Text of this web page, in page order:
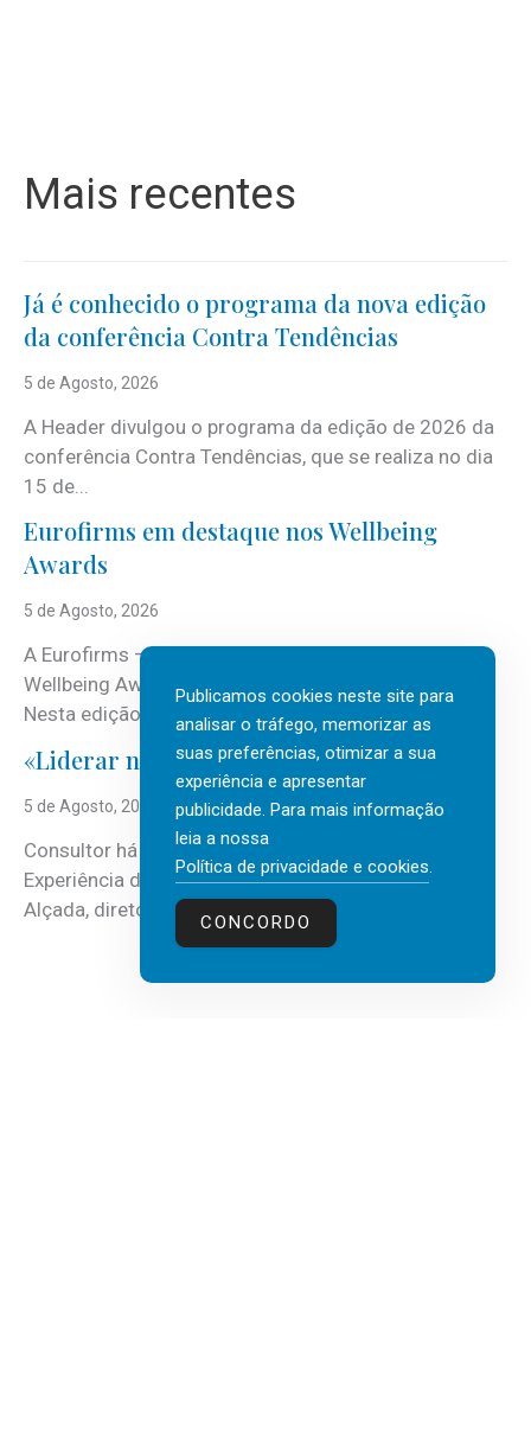
Mais recentes
Já é conhecido o programa da nova edição
da conferência Contra Tendências
5 de Agosto, 2026
A Header divulgou o programa da edição de 2026 da
conferência Contra Tendências, que se realiza no dia
15 de...
Eurofirms em destaque nos Wellbeing
Awards
5 de Agosto, 2026
A Eurofirms – People first está de regresso aos
Wellbeing Awards, integrando o Top Wellbeing 2026.
Nesta edição, a multinacional...
«Liderar não é um talento místico.»
5 de Agosto, 2026
Consultor há mais de três décadas nas áreas de
Experiência do Cliente, Vendas e Liderança, Manuel
Alçada, diretor executivo da...
Publicamos cookies neste site para
analisar o tráfego, memorizar as
suas preferências, otimizar a sua
experiência e apresentar
publicidade. Para mais informação
leia a nossa
Política de privacidade e cookies.
CONCORDO